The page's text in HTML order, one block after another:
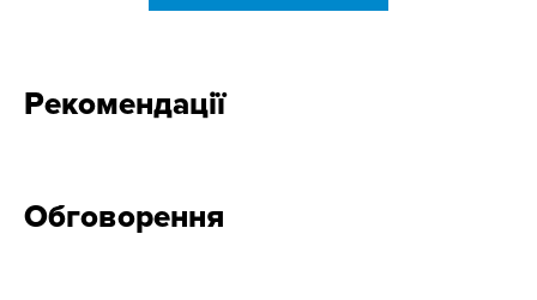
Рекомендації
Обговорення